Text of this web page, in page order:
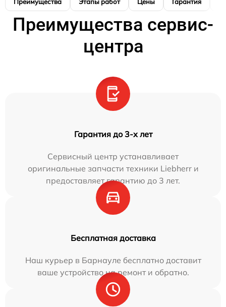
Преимущества сервис-
центра
Гарантия до 3-х лет
Сервисный центр устанавливает
оригинальные запчасти техники Liebherr и
предоставляет гарантию до 3 лет.
Бесплатная доставка
Наш курьер в Барнауле бесплатно доставит
ваше устройство на ремонт и обратно.